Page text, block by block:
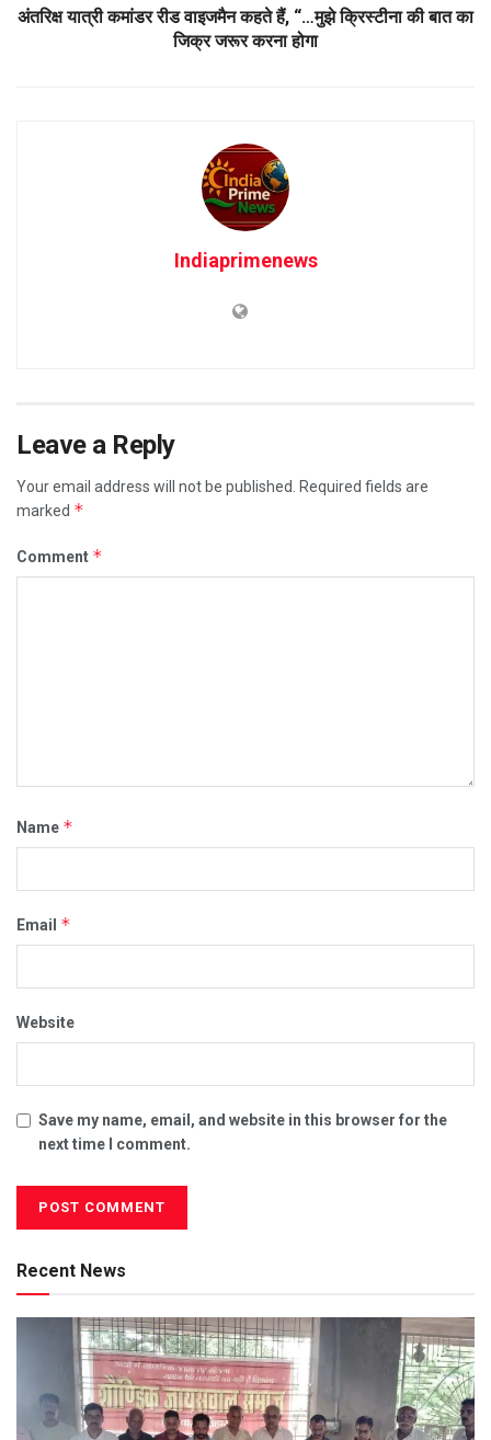
अंतरिक्ष यात्री कमांडर रीड वाइजमैन कहते हैं, “…मुझे क्रिस्टीना की बात का
जिक्र जरूर करना होगा
Indiaprimenews
Leave a Reply
Your email address will not be published.
Required fields are
marked *
Comment *
Name *
Email *
Website
Save my name, email, and website in this browser for the
next time I comment.
Recent News